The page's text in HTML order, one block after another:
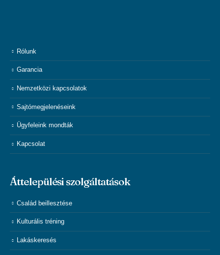
Rólunk
Garancia
Nemzetközi kapcsolatok
Sajtómegjelenéseink
Ügyfeleink mondták
Kapcsolat
Áttelepülési szolgáltatások
Család beillesztése
Kulturális tréning
Lakáskeresés